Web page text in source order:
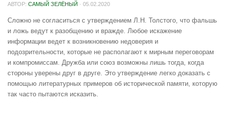
АВТОР: САМЫЙ ЗЕЛЁНЫЙ · 05.02.2020
Сложно не согласиться с утверждением Л.Н. Толстого, что фальшь
и ложь ведут к разобщению и вражде. Любое искажение
информации ведет к возникновению недоверия и
подозрительности, которые не располагают к мирным переговорам
и компромиссам. Дружба или союз возможны лишь тогда, когда
стороны уверены друг в друге. Это утверждение легко доказать с
помощью литературных примеров об исторической памяти, которую
так часто пытаются исказить.